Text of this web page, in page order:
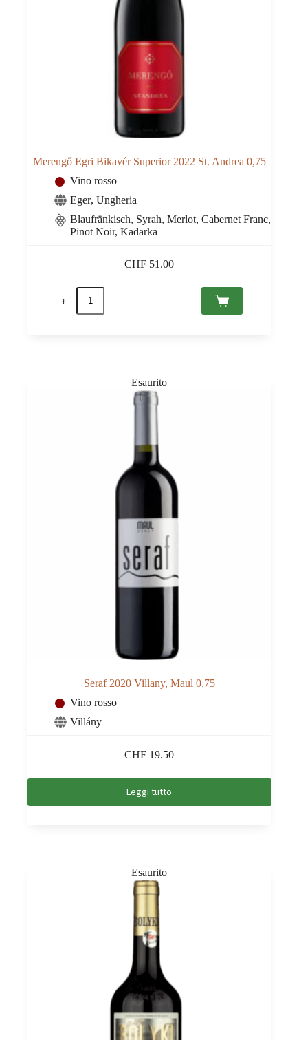
Merengő Egri Bikavér Superior 2022 St. Andrea 0,75
Vino rosso
Eger, Ungheria
Blaufränkisch, Syrah, Merlot, Cabernet Franc,
Pinot Noir, Kadarka
CHF 51.00
Merengő
Egri
Bikavér
Seraf 2020 Villany, Maul 0,75
Vino rosso
Villány
CHF 19.50
Leggi tutto